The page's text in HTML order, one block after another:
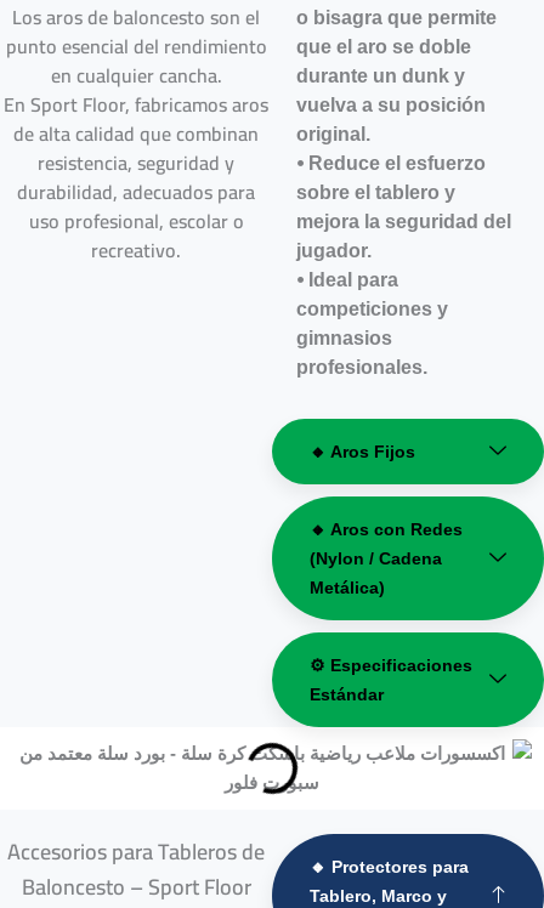
Los aros de baloncesto son el
punto esencial del rendimiento
en cualquier cancha.
En Sport Floor, fabricamos aros
de alta calidad que combinan
resistencia, seguridad y
durabilidad, adecuados para
uso profesional, escolar o
recreativo.
o bisagra que permite
que el aro se doble
durante un dunk y
vuelva a su posición
original.
⦁ Reduce el esfuerzo
sobre el tablero y
mejora la seguridad del
jugador.
⦁ Ideal para
competiciones y
gimnasios
profesionales.
🔸 Aros Fijos
🔸 Aros con Redes
(Nylon / Cadena
Metálica)
⚙️ Especificaciones
Estándar
Accesorios para Tableros de
Baloncesto – Sport Floor
🔸 Protectores para
Tablero, Marco y